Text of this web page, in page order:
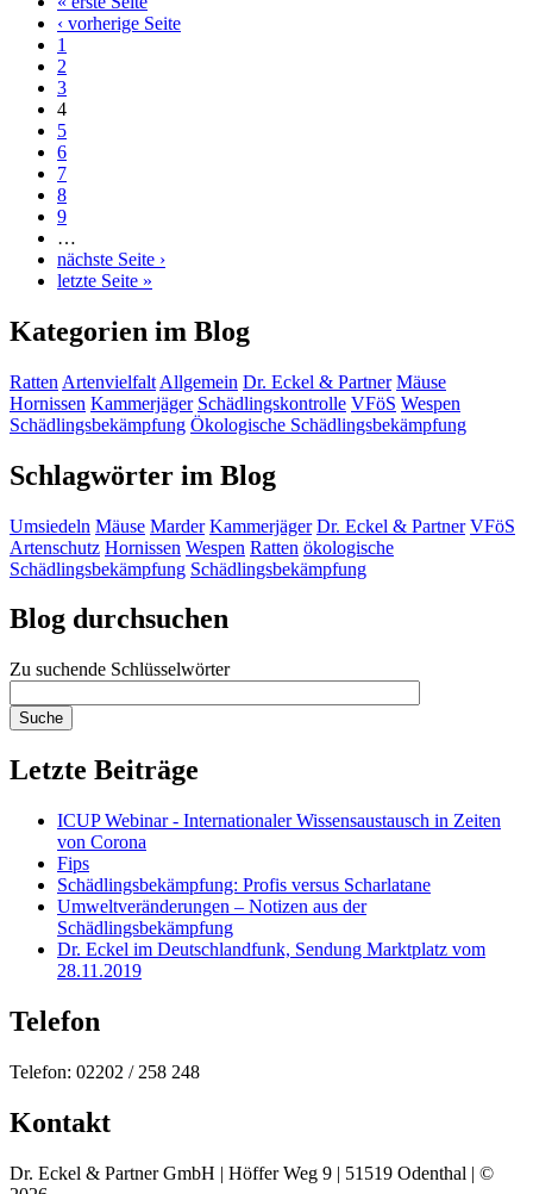
‹ vorherige Seite
1
2
3
4
5
6
7
8
9
…
nächste Seite ›
letzte Seite »
Kategorien im Blog
Ratten Artenvielfalt Allgemein Dr. Eckel & Partner Mäuse
Hornissen Kammerjäger Schädlingskontrolle VFöS Wespen
Schädlingsbekämpfung Ökologische Schädlingsbekämpfung
Schlagwörter im Blog
Umsiedeln Mäuse Marder Kammerjäger Dr. Eckel & Partner VFöS
Artenschutz Hornissen Wespen Ratten ökologische
Schädlingsbekämpfung Schädlingsbekämpfung
Blog durchsuchen
Zu suchende Schlüsselwörter
Letzte Beiträge
ICUP Webinar - Internationaler Wissensaustausch in Zeiten
von Corona
Fips
Schädlingsbekämpfung: Profis versus Scharlatane
Umweltveränderungen – Notizen aus der
Schädlingsbekämpfung
Dr. Eckel im Deutschlandfunk, Sendung Marktplatz vom
28.11.2019
Telefon
Telefon: 02202 / 258 248
Kontakt
Dr. Eckel & Partner GmbH | Höffer Weg 9 | 51519 Odenthal | ©